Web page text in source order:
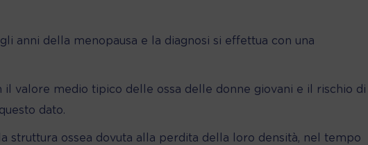
anni della menopausa e la diagnosi si effettua con una
il valore medio tipico delle ossa delle donne giovani e il rischio di
dato.
struttura ossea dovuta alla perdita della loro densità, nel tempo